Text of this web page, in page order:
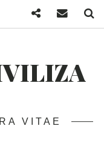
VITAE
FacebookMail